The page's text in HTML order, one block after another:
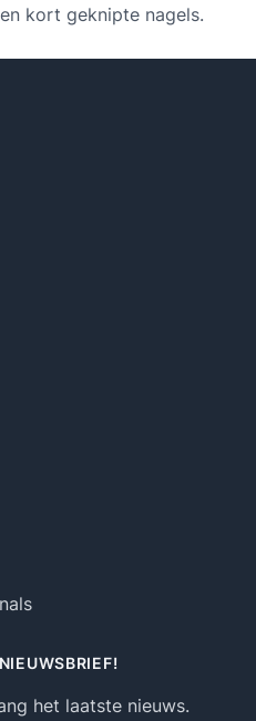
kort geknipte nagels.
het laatste nieuws.